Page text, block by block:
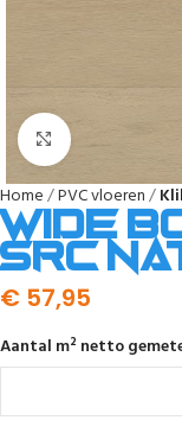
Home PVC vloeren
Wide
SRC
€ 57,95
Aantal m² netto
Afbeelding